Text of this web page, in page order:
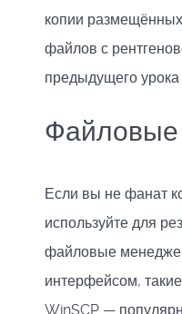
копии
файлов с
предыдущего
Файловые
Если вы не фанат
используйте для
файловые
интерфейсом,
WinSCP —